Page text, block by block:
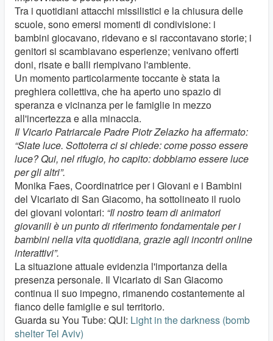
Tra i quotidiani attacchi missilistici e la chiusura delle
scuole, sono emersi momenti di condivisione: i
bambini giocavano, ridevano e si raccontavano storie; i
genitori si scambiavano esperienze; ​​venivano offerti
doni, risate e balli riempivano l'ambiente.
Un momento particolarmente toccante è stata la
preghiera collettiva, che ha aperto uno spazio di
speranza e vicinanza per le famiglie in mezzo
all'incertezza e alla minaccia.
Il Vicario Patriarcale Padre Piotr Zelazko ha affermato:
“Siate luce. Sottoterra ci si chiede: come posso essere
luce? Qui, nel rifugio, ho capito: dobbiamo essere luce
per gli altri”.
Monika Faes, Coordinatrice per i Giovani e i Bambini
del Vicariato di San Giacomo, ha sottolineato il ruolo
dei giovani volontari: “Il nostro team di animatori
giovanili è un punto di riferimento fondamentale per i
bambini nella vita quotidiana, grazie agli incontri online
interattivi”.
La situazione attuale evidenzia l'importanza della
presenza personale. Il Vicariato di San Giacomo
continua il suo impegno, rimanendo costantemente al
fianco delle famiglie e sul territorio.
Guarda su You Tube: QUI: Light in the darkness (bomb
shelter Tel Aviv)